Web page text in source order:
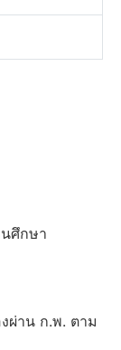
ศึกษา
ผ่าน ก.พ. ตาม